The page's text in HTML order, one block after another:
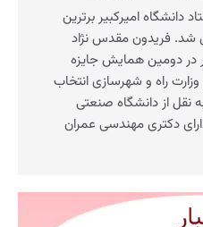
دانشگاه امیرکبیر برترین
شد. فریدون مقدس نژاد
در دومین همایش جایزه
راه و شهرسازی انتخاب
نقل از دانشگاه صنعتی
دکتری مهندسی عمران